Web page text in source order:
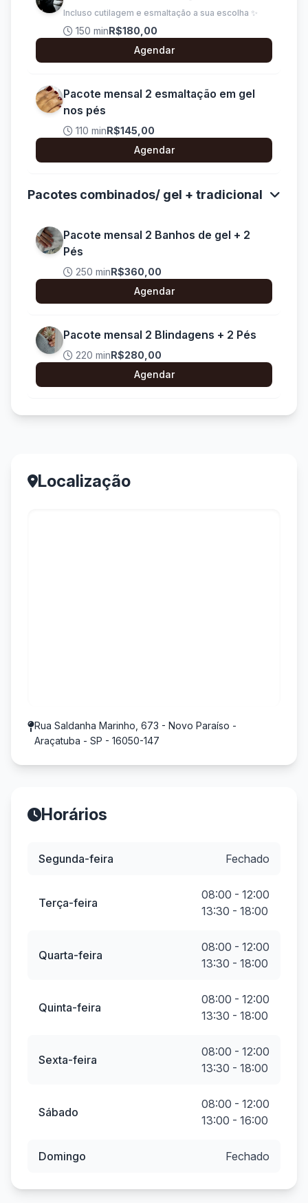
Incluso cutilagem e esmaltação a sua escolha ✨
150 minR$180,00
Agendar
Pacote mensal 2 esmaltação em gel
nos pés
110 minR$145,00
Agendar
Pacotes combinados/ gel + tradicional
Pacote mensal 2 Banhos de gel + 2
Pés
250 minR$360,00
Agendar
Pacote mensal 2 Blindagens + 2 Pés
220 minR$280,00
Agendar
Localização
Rua Saldanha Marinho, 673 - Novo Paraíso -
Araçatuba - SP - 16050-147
Horários
Segunda-feira Fechado
Terça-feira
08:00 - 12:00
13:30 - 18:00
Quarta-feira
08:00 - 12:00
13:30 - 18:00
Quinta-feira
08:00 - 12:00
13:30 - 18:00
Sexta-feira
08:00 - 12:00
13:30 - 18:00
Sábado
08:00 - 12:00
13:00 - 16:00
Domingo Fechado